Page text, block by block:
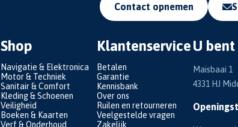
Contact opnemen
Shop
Navigatie & Elektronica
Motor & Techniek
Sanitair & Comfort
Kleding & Schoenen
Veiligheid
Boeken & Kaarten
Verf & Onderhoud
Klantenservice
Betalen
Garantie
Kennisbank
Over ons
Ruilen en retourneren
Veelgestelde vragen
Zakelijk
U
Maisbaai 1
4331 HJ